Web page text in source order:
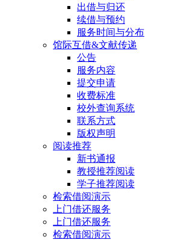
出借与归还
续借与预约
服务时间与分布
馆际互借&文献传递
公告
服务内容
提交申请
收费标准
校外查询系统
联系方式
版权声明
阅读推荐
新书通报
教授推荐阅读
学子推荐阅读
检索借阅演示
上门借还服务
上门借还服务
检索借阅演示